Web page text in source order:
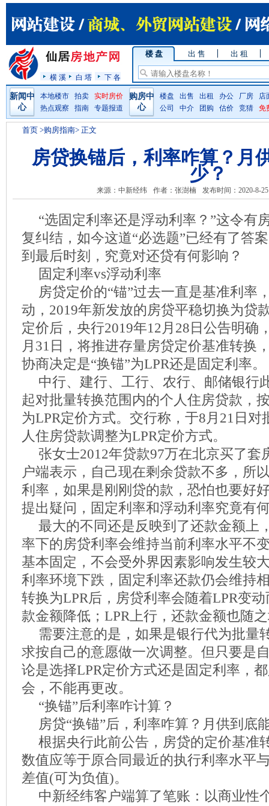
横 溪 白 塔 下 各
楼 盘 出 售 出 租
新闻中
心
本地楼市 拍卖
实时房价
热点观察
指南 专题报道
购房中
心
楼盘 出售 出租 办公 厂房
店
公司
中介 团购 估价 竞猜 免
首页 >购房指南> 正文
房贷换锚后，利率咋算？月
少？
来源：中新经纬 作者：张澍楠 发布时间：2020-8-25
“选固定利率还是浮动利率？”这令有
复纠结，如今这道“必选题”已经有了答
到最后时刻，究竟对还贷有何影响？
固定利率vs浮动利率
房贷定价的“锚”过去一直是基准利率
动，2019年新发放的房贷平稳切换为贷
定价后，央行2019年12月28日公告明确
月31日，将推进存量房贷定价基准转换
协商决定是“换锚”为LPR还是固定利率。
中行、建行、工行、农行、邮储银行
起对批量转换范围内的个人住房贷款，
为LPR定价方式。交行称，于8月21日对
人住房贷款调整为LPR定价方式。
张女士2012年贷款97万在北京买了套
户端表示，自己现在剩余贷款不多，所
利率，如果是刚刚贷的款，恐怕也要好
提出疑问，固定利率和浮动利率究竟有
最大的不同还是反映到了还款金额上
率下的房贷利率会维持当前利率水平不
基本固定，不会受外界因素影响发生较
利率环境下跌，固定利率还款仍会维持
转换为LPR后，房贷利率会随着LPR变
款金额降低；LPR上行，还款金额也随
需要注意的是，如果是银行代为批量
求按自己的意愿做一次调整。但只要是
论是选择LPR定价方式还是固定利率，
会，不能再更改。
“换锚”后利率咋计算？
房贷“换锚”后，利率咋算？月供到底
根据央行此前公告，房贷的定价基准
数值应等于原合同最近的执行利率水平
差值(可为负值)。
中新经纬客户端算了笔账：以商业性